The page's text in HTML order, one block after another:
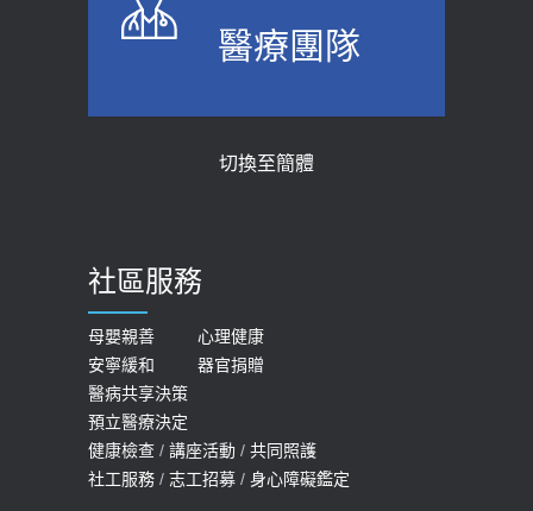
上班常待在冷氣房？小心泌尿道感染
醫示警：1病症嚴重恐喪命
2026-05-21
女性必看國健署公費懶人包！這幾項檢
查完全免費 沒做虧大了
2026-05-14
骨科魏志定主任接受專訪 【年代電視
質密度檢查！醫：注意5重點可逆轉
膝蓋退化有9大部位 骨科醫坦言：不
一定得換人工關節
2019-10-08
20歲迪士尼男星因癲癇猝逝 老人小
孩最好發、醫師點出8大前兆
2019-07-09
醫療團隊
切換至簡體
社區服務
母嬰親善
心理健康
安寧緩和
器官捐贈
醫病共享決策
預立醫療決定
健康檢查 / 講座活動 / 共同照護
社工服務 / 志工招募 / 身心障礙鑑定